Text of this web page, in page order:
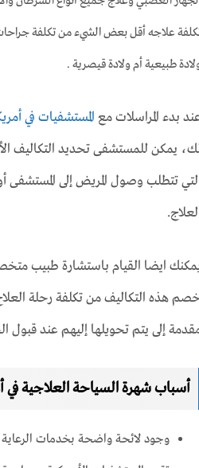
علاجه أقل بعض الشيء من تكلفة
طبيعية أم ولادة قيصرية .
بدء المراسلات مع المستشفيات في
يمكن للمستشفى تحديد التكاليف
تتطلب وصول المريض إلى
ايضا القيام باستشارة طبيب
هذه التكاليف من تكلفة رحلة
إلى يتم تحويلها إليهم عند قبول
أسباب شهرة السياحة العلاجية في
وجود لائحة واضحة بخدمات الرعاية